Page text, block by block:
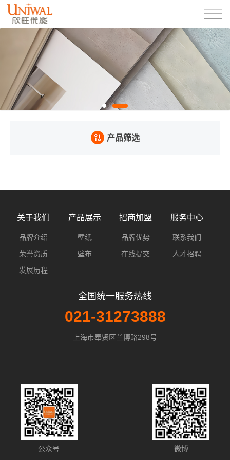
产品筛选
关于我们
品牌介绍
荣誉资质
发展历程
产品展示
壁纸
壁布
招商加盟
品牌优势
在线提交
服务中心
联系我们
人才招聘
全国统一服务热线
021-31273888
上海市奉贤区兰博路298号
公众号 微博